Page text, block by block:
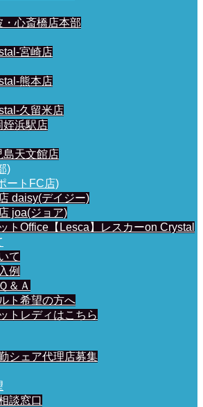
・心斎橋店本部
宮崎店
熊本店
久留米店
姪浜駅店
島天文館店
)
ートFC店)
daisy(デイジー)
joa(ジョア)
トOffice【Lesca】レスカーon Crystal
て
例
＆Ａ
ト希望の方へ
トレディはこちら
シェア代理店募集
談窓口